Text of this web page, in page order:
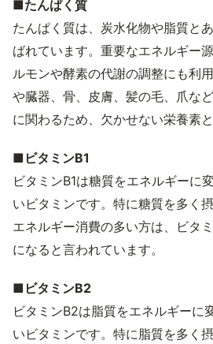
■たんぱく質
たんぱく質は、炭水化物や脂質と
ばれています。重要なエネルギー
ルモンや酵素の代謝の調整にも利
や臓器、骨、皮膚、髪の毛、爪な
に関わるため、欠かせない栄養素と
■ビタミンB1
ビタミンB1は糖質をエネルギーに
いビタミンです。特に糖質を多く
エネルギー消費の多い方は、ビタ
になると言われています。
■ビタミンB2
ビタミンB2は脂質をエネルギーに
いビタミンです。特に脂質を多く